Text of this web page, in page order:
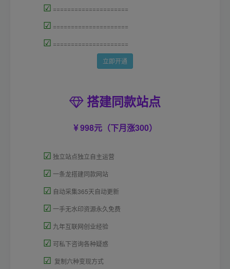
☑ =====================
☑ =====================
☑ =====================
立即开通
搭建同款站点
998元（下月涨300）
☑ 独立站点独立自主运营
☑ 一条龙搭建同款网站
☑ 自动采集365天自动更新
☑ 一手无水印资源永久免费
☑ 九年互联网创业经验
☑ 可私下咨询各种疑惑
☑ 复制六种变现方式